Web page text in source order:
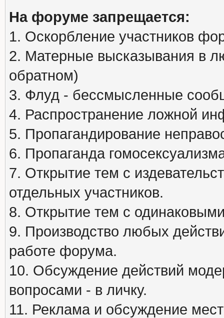
На форуме запрещается:
1. Оскорбление участников
2. Матерные высказывания в
обратном)
3. Флуд - бессмысленные
4. Распространение ложной
5. Пропагандирование
6. Пропаганда
7. Открытие тем с
отдельных участников.
8. Открытие тем с
9. Производство любых
работе форума.
10. Обсуждение действий
вопросами - в личку.
11. Реклама и обсуждение